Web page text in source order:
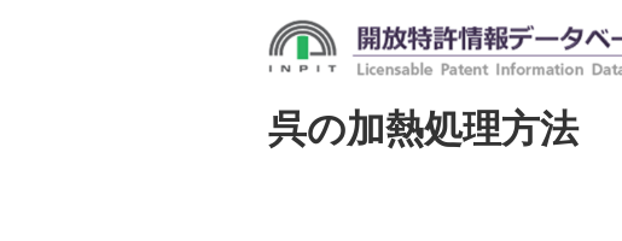
呉の加熱処理方法